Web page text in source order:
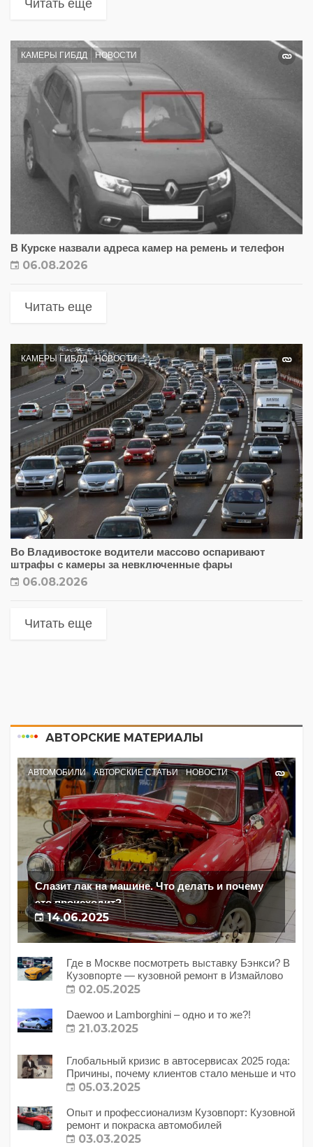
Читать еще
КАМЕРЫ ГИБДД НОВОСТИ
В Курске назвали адреса камер на ремень и телефон
06.08.2026
Читать еще
КАМЕРЫ ГИБДД НОВОСТИ
Во Владивостоке водители массово оспаривают
штрафы с камеры за невключенные фары
06.08.2026
Читать еще
АВТОРСКИЕ МАТЕРИАЛЫ
АВТОМОБИЛИ АВТОРСКИЕ СТАТЬИ НОВОСТИ
Слазит лак на машине. Что делать и почему
это происходит?
14.06.2025
Где в Москве посмотреть выставку Бэнкси? В
Кузовпорте — кузовной ремонт в Измайлово
02.05.2025
Daewoo и Lamborghini – одно и то же?!
21.03.2025
Глобальный кризис в автосервисах 2025 года:
Причины, почему клиентов стало меньше и что
с этим делать?
05.03.2025
Опыт и профессионализм Кузовпорт: Кузовной
ремонт и покраска автомобилей
03.03.2025